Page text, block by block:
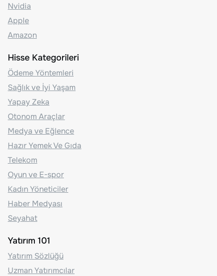
Nvidia
Apple
Amazon
Hisse Kategorileri
Ödeme Yöntemleri
Sağlık ve İyi Yaşam
Yapay Zeka
Otonom Araçlar
Medya ve Eğlence
Hazır Yemek Ve Gıda
Telekom
Oyun ve E-spor
Kadın Yöneticiler
Haber Medyası
Seyahat
Yatırım 101
Yatırım Sözlüğü
Uzman Yatırımcılar